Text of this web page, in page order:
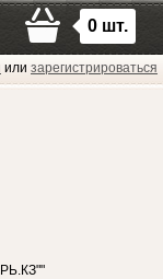
или зарегистрироваться
0 шт.